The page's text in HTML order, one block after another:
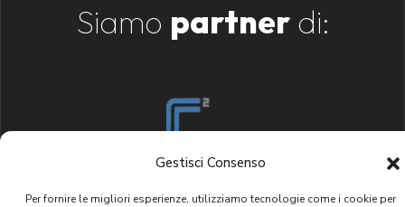
Gestisci Consenso
Per fornire le migliori esperienze, utilizziamo tecnologie come i cookie per
Siamo partnerdi:
CIQUADRO Management S.r.l.